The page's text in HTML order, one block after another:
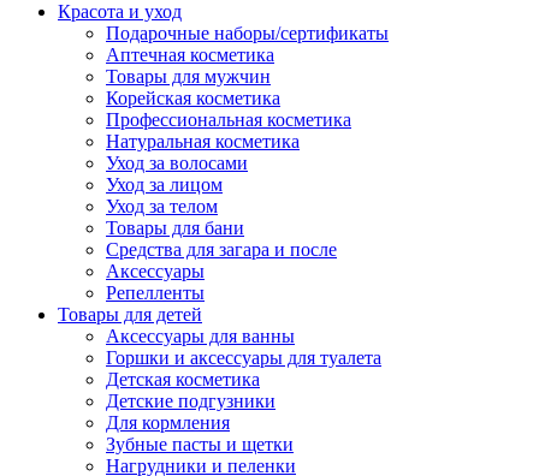
Красота и уход
Подарочные наборы/сертификаты
Аптечная косметика
Товары для мужчин
Корейская косметика
Профессиональная косметика
Натуральная косметика
Уход за волосами
Уход за лицом
Уход за телом
Товары для бани
Средства для загара и после
Аксессуары
Репелленты
Товары для детей
Аксессуары для ванны
Горшки и аксессуары для туалета
Детская косметика
Детские подгузники
Для кормления
Зубные пасты и щетки
Нагрудники и пеленки